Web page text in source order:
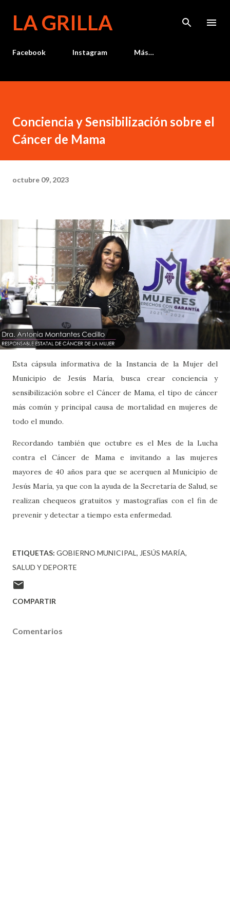
LA GRILLA
Facebook Instagram Más…
Conciencia y Sensibilización sobre el
Cáncer de Mama
octubre 09, 2023
Esta cápsula informativa de la Instancia de la Mujer del
Municipio de Jesús María, busca crear conciencia y
sensibilización sobre el Cáncer de Mama, el tipo de cáncer
más común y principal causa de mortalidad en mujeres de
todo el mundo.
Recordando también que octubre es el Mes de la Lucha
contra el Cáncer de Mama e invitando a las mujeres
mayores de 40 años para que se acerquen al Municipio de
Jesús María, ya que con la ayuda de la Secretaría de Salud, se
realizan chequeos gratuitos y mastografías con el fin de
prevenir y detectar a tiempo esta enfermedad.
ETIQUETAS: GOBIERNO MUNICIPAL
JESÚS MARÍA
SALUD Y DEPORTE
COMPARTIR
Comentarios